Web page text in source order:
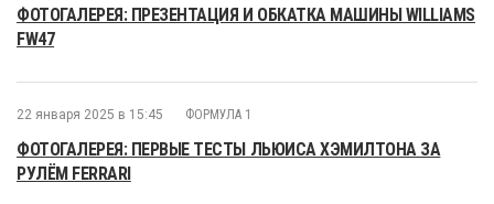
ФОТОГАЛЕРЕЯ: ПРЕЗЕНТАЦИЯ И ОБКАТКА МАШИНЫ WILLIAMS
FW47
22 января 2025 в 15:45 ФОРМУЛА 1
ФОТОГАЛЕРЕЯ: ПЕРВЫЕ ТЕСТЫ ЛЬЮИСА ХЭМИЛТОНА ЗА
РУЛЁМ FERRARI